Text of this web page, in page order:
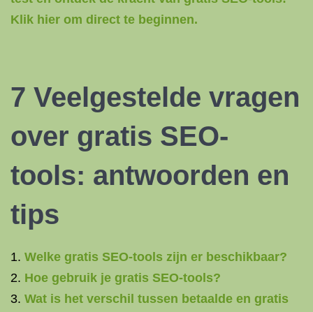
Klik hier om direct te beginnen.
7 Veelgestelde vragen
over gratis SEO-
tools: antwoorden en
tips
Welke gratis SEO-tools zijn er beschikbaar?
Hoe gebruik je gratis SEO-tools?
Wat is het verschil tussen betaalde en gratis